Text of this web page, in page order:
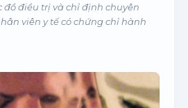
đồ điều trị và chỉ định chuyên
viên y tế có chứng chỉ hành